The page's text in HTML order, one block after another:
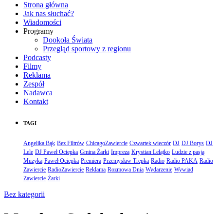
Strona główna
Jak nas słuchać?
Wiadomości
Programy
Dookoła Świata
Przegląd sportowy z regionu
Podcasty
Filmy
Reklama
Zespół
Nadawca
Kontakt
TAGI
Angelika Bąk Bez Filtrów ChicagoZawiercie Czwartek wieczór DJ DJ Borys DJ
Lele DJ Paweł Ociepka Gmina Żarki Impreza Krystian Lelątko Ludzie z pasją
Muzyka Paweł Ociepka Premiera Przemysław Trepka Radio Radio PAKA Radio
Zawiercie RadioZawiercie Reklama Rozmowa Dnia Wydarzenie Wywiad
Zawiercie Żarki
Bez kategorii